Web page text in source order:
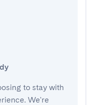
to stay with
We're